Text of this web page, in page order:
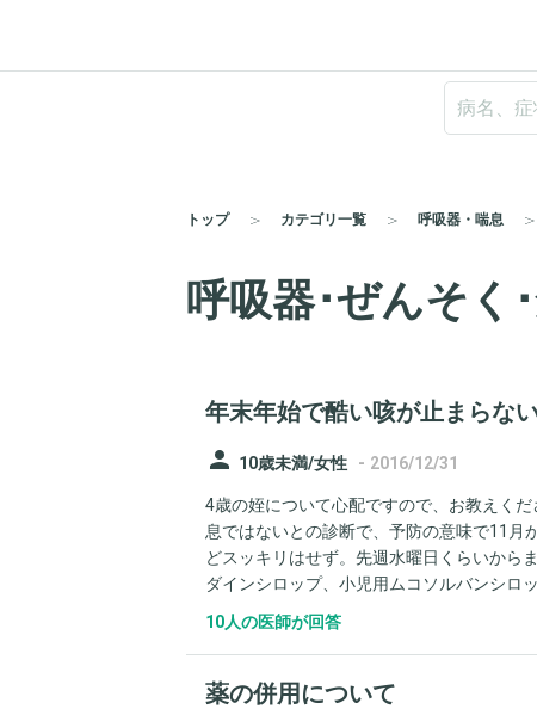
トップ カテゴリ一覧 呼吸器・喘息
呼吸器･ぜんそく
年末年始で酷い咳が止まらな
person 10歳未満/女性 - 2016/12/31
4歳の姪について心配ですので、お教えく
息ではないとの診断で、予防の意味で11月
どスッキリはせず。先週水曜日くらいから
ダインシロップ、小児用ムコソルバンシロ
方され、キプレス細粒は引き続き飲んでい
が出始めると2時間くらい出続け、見てい
ほうに落ちているのかなという気もします
10人の医師が回答
薬の併用について